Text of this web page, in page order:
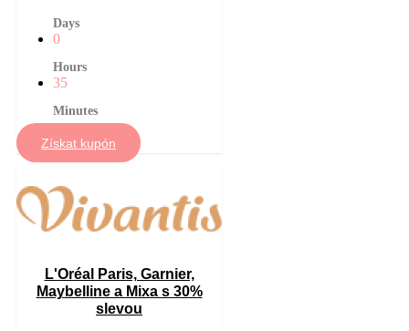
Days
0
Hours
35
Minutes
Získat kupón
L'Oréal Paris, Garnier,
Maybelline a Mixa s 30%
slevou